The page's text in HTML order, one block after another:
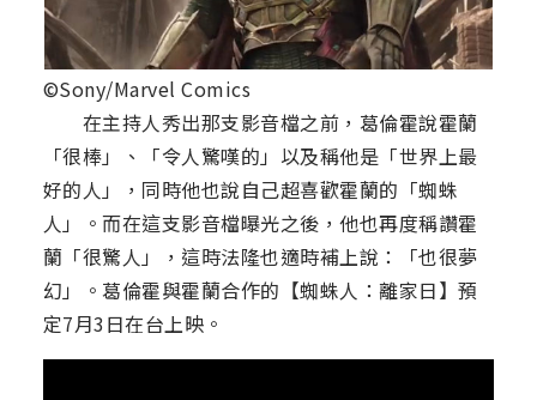
©Sony/Marvel Comics
在主持人秀出那支影音檔之前，葛倫霍說霍蘭
「很棒」、「令人驚嘆的」以及稱他是「世界上最
好的人」，同時他也說自己超喜歡霍蘭的「蜘蛛
人」。而在這支影音檔曝光之後，他也再度稱讚霍
蘭「很驚人」，這時法隆也適時補上說：「也很夢
幻」。葛倫霍與霍蘭合作的【蜘蛛人：離家日】預
定7月3日在台上映。